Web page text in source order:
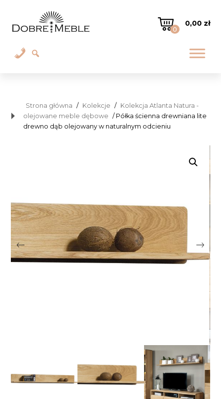
0
0,00 zł
Strona główna / Kolekcje / Kolekcja Atlanta Natura -
olejowane meble dębowe / Półka ścienna drewniana lite
drewno dąb olejowany w naturalnym odcieniu